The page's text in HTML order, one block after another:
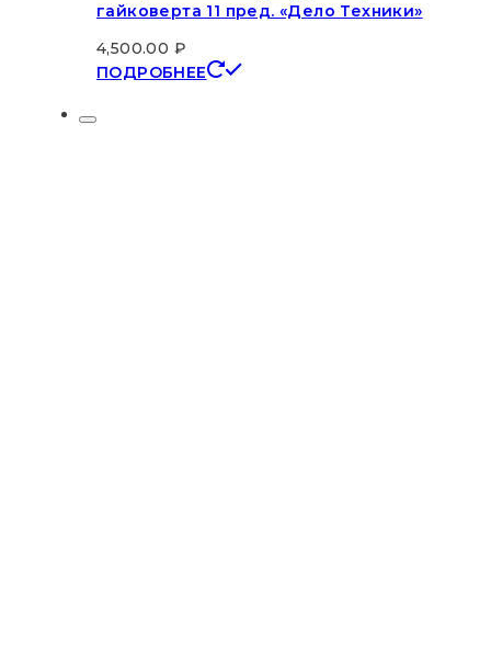
гайковерта 11 пред. «Дело Техники»
4,500.00 ₽
ПОДРОБНЕЕ